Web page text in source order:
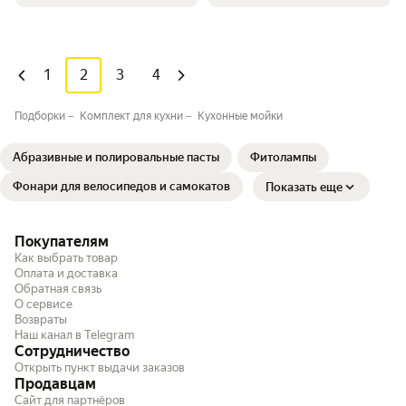
1 2 3 4
Подборки Комплект для кухни Кухонные мойки
Абразивные и полировальные пасты Фитолампы
Фонари для велосипедов и самокатов Показать еще
Покупателям
Как выбрать товар
Оплата и доставка
Обратная связь
О сервисе
Возвраты
Наш канал в Telegram
Сотрудничество
Открыть пункт выдачи заказов
Продавцам
Сайт для партнёров